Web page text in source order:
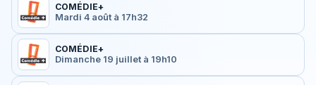
COMÉDIE+
Mardi 4 août à 17h32
COMÉDIE+
Dimanche 19 juillet à 19h10